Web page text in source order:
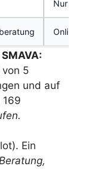
Nur
Online-
5
und auf
169
Ein